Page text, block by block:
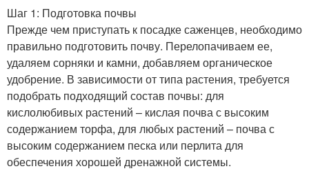
Шаг 1: Подготовка почвы
Прежде чем приступать к посадке саженцев, необходимо
правильно подготовить почву. Перелопачиваем ее,
удаляем сорняки и камни, добавляем органическое
удобрение. В зависимости от типа растения, требуется
подобрать подходящий состав почвы: для
кислолюбивых растений – кислая почва с высоким
содержанием торфа, для любых растений – почва с
высоким содержанием песка или перлита для
обеспечения хорошей дренажной системы.